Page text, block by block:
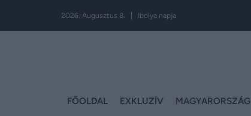
2026. Augusztus 8. | Ibolya napja
FŐOLDAL EXKLUZÍV MAGYARORSZÁG